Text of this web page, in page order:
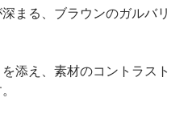
まる、ブラウンのガルバリ
添え、素材のコントラスト